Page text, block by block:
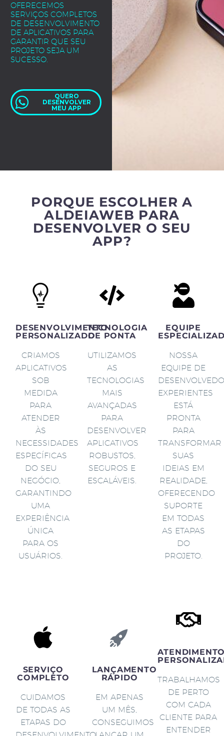
OFERECEMOS
SERVIÇOS COMPLETOS
DE DESENVOLVIMENTO
DE APLICATIVOS PARA
GARANTIR QUE SEU
PROJETO SEJA UM
SUCESSO.
QUERO
DESENVOLVER
MEU APP
PORQUE ESCOLHER A
ALDEIAWEB PARA
DESENVOLVER O SEU
APP?
DESENVOLVIMENTO
PERSONALIZADO
CRIAMOS
APLICATIVOS
SOB
MEDIDA
PARA
ATENDER
ÀS
NECESSIDADES
ESPECÍFICAS
DO SEU
NEGÓCIO,
GARANTINDO
UMA
EXPERIÊNCIA
ÚNICA
PARA OS
USUÁRIOS.
TECNOLOGIA
DE PONTA
UTILIZAMOS
AS
TECNOLOGIAS
MAIS
AVANÇADAS
PARA
DESENVOLVER
APLICATIVOS
ROBUSTOS,
SEGUROS E
ESCALÁVEIS.
EQUIPE
NOSSA
EQUIPE DE
EXPERIENTES
ESTÁ
PRONTA
PARA
TRANSFORMAR
SUAS
IDEIAS EM
REALIDADE,
OFERECENDO
SUPORTE
EM TODAS
AS ETAPAS
DO
PROJETO.
SERVIÇO
COMPLETO
CUIDAMOS
DE TODAS AS
ETAPAS DO
LANÇAMENTO
RÁPIDO
EM APENAS
UM MÊS,
CONSEGUIMOS
TRABALHAMOS
DE PERTO
COM CADA
CLIENTE PARA
ENTENDER